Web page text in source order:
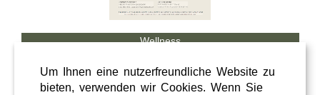
Wellness
Steiermark
Um Ihnen eine nutzerfreundliche Website zu
bieten, verwenden wir Cookies. Wenn Sie